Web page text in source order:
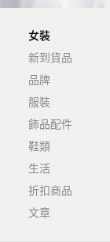
女裝
新到貨品
品牌
服裝
飾品配件
鞋類
生活
折扣商品
文章